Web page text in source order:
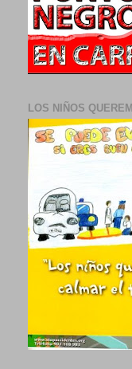
LOS NIÑOS